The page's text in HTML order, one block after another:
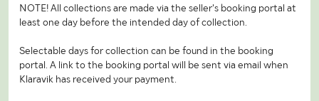
NOTE! All collections are made via the seller's booking portal at
least one day before the intended day of collection.
Selectable days for collection can be found in the booking
portal. A link to the booking portal will be sent via email when
Klaravik has received your payment.